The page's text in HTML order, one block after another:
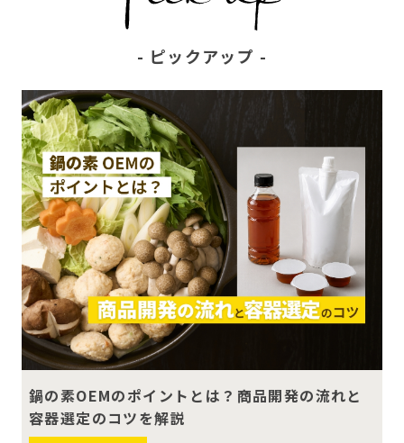
ピックアップ
鍋の素OEMのポイントとは？商品開発の流れと
容器選定のコツを解説